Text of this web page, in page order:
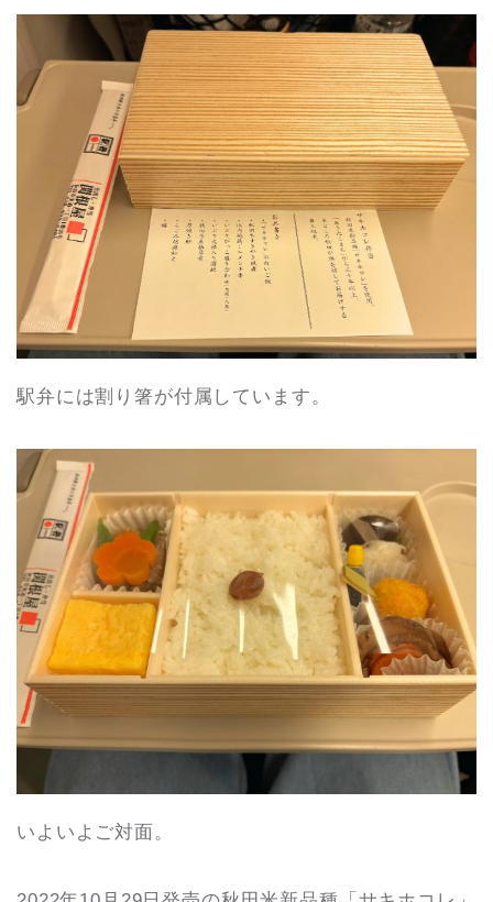
駅弁には割り箸が付属しています。
いよいよご対面。